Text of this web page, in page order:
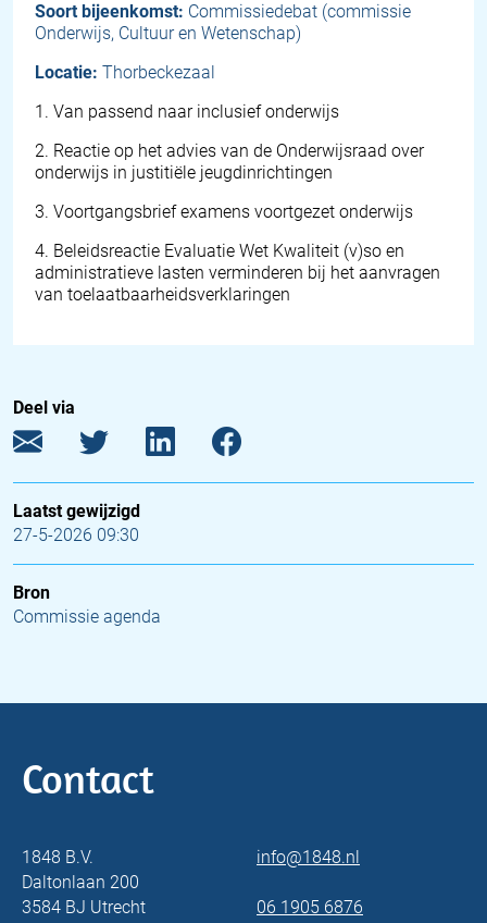
Soort bijeenkomst: Commissiedebat (commissie
Onderwijs, Cultuur en Wetenschap)
Locatie: Thorbeckezaal
1 . Van passend naar inclusief onderwijs
2. Reactie op het advies van de Onderwijsraad over
onderwijs in justitiële jeugdinrichtingen
3. Voortgangsbrief examens voortgezet onderwijs
4. Beleidsreactie Evaluatie Wet Kwaliteit (v)so en
administratieve lasten verminderen bij het aanvragen
van toelaatbaarheidsverklaringen
Deel via
Laatst gewijzigd
27-5-2026 09:30
Bron
Commissie agenda
Contact
1848 B.V.
Daltonlaan 200
3584 BJ Utrecht
info@1848.nl
06 1905 6876